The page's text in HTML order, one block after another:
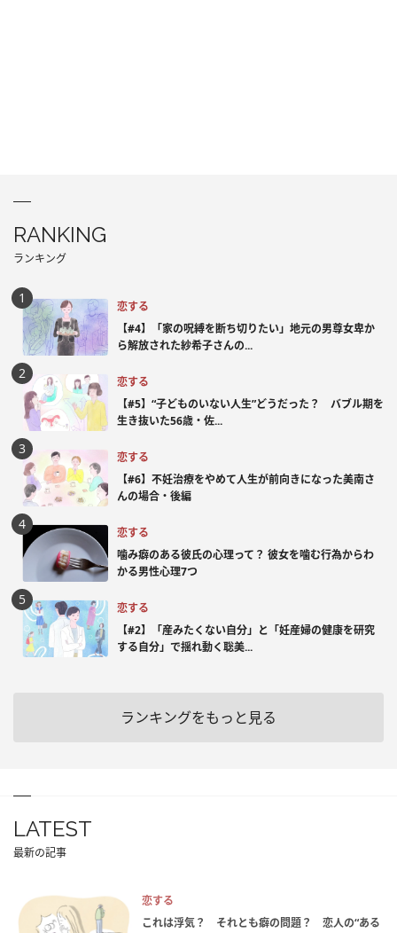
RANKING
ランキング
恋する
【#4】「家の呪縛を断ち切りたい」地元の男尊女卑か
ら解放された紗希子さんの...
恋する
【#5】“子どものいない人生”どうだった？ バブル期を
生き抜いた56歳・佐...
恋する
【#6】不妊治療をやめて人生が前向きになった美南さ
んの場合・後編
恋する
噛み癖のある彼氏の心理って？ 彼女を噛む行為からわ
かる男性心理7つ
恋する
【#2】「産みたくない自分」と「妊産婦の健康を研究
する自分」で揺れ動く聡美...
ランキングをもっと見る
LATEST
最新の記事
恋する
これは浮気？ それとも癖の問題？ 恋人の“ある